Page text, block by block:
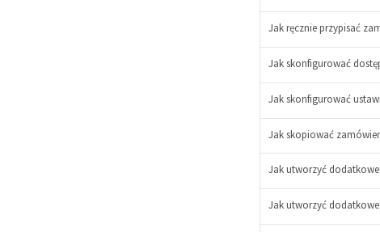
Jak ręcznie przypisać
Jak skonfigurować
Jak skonfigurować
Jak skopiować
Jak utworzyć
Jak utworzyć